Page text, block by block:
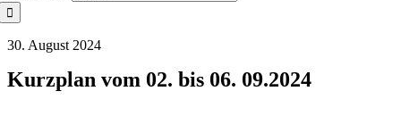
30. August 2024
Kurzplan vom 02. bis 06. 09.2024